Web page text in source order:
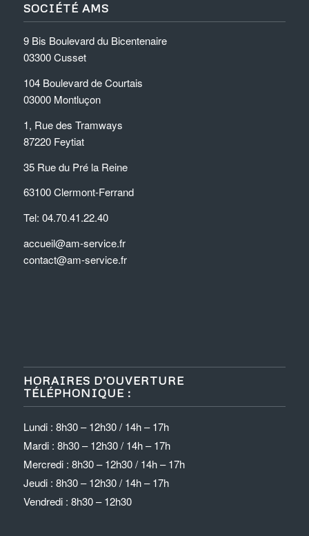
SOCIÉTÉ AMS
9 Bis Boulevard du Bicentenaire
03300 Cusset
104 Boulevard de Courtais
03000 Montluçon
1, Rue des Tramways
87220 Feytiat
35 Rue du Pré la Reine
63100 Clermont-Ferrand
Tel: 04.70.41.22.40
accueil@am-service.fr
contact@am-service.fr
HORAIRES D’OUVERTURE
TÉLÉPHONIQUE :
Lundi : 8h30 – 12h30 / 14h – 17h
Mardi : 8h30 – 12h30 / 14h – 17h
Mercredi : 8h30 – 12h30 / 14h – 17h
Jeudi : 8h30 – 12h30 / 14h – 17h
Vendredi : 8h30 – 12h30